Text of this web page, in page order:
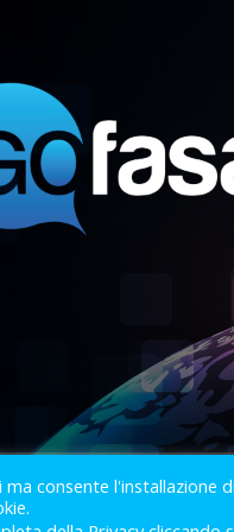
consente l'installazione